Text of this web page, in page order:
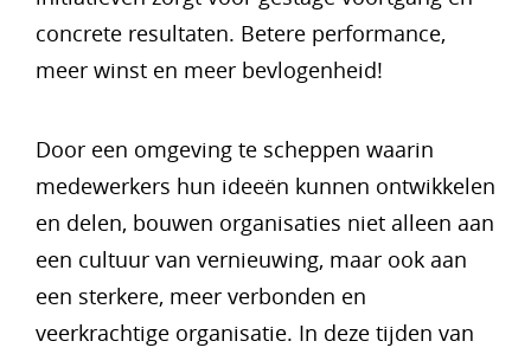
concrete resultaten. Betere performance,
meer winst en meer bevlogenheid!
Door een omgeving te scheppen waarin
medewerkers hun ideeën kunnen ontwikkelen
en delen, bouwen organisaties niet alleen aan
een cultuur van vernieuwing, maar ook aan
een sterkere, meer verbonden en
veerkrachtige organisatie. In deze tijden van